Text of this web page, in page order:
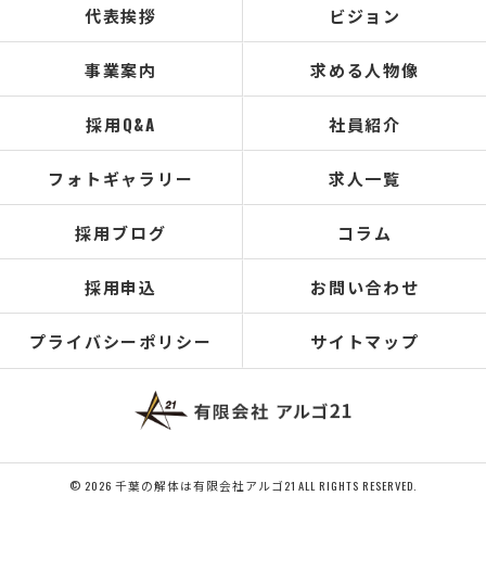
代表挨拶 ビジョン
事業案内 求める人物像
採用Q&A 社員紹介
フォトギャラリー 求人一覧
採用ブログ コラム
採用申込 お問い合わせ
プライバシーポリシー サイトマップ
© 2026 千葉の解体は有限会社アルゴ21 ALL RIGHTS RESERVED.